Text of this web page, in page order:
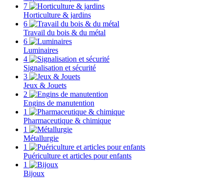
7
Horticulture & jardins
6
Travail du bois & du métal
6
Luminaires
4
Signalisation et sécurité
3
Jeux & Jouets
2
Engins de manutention
1
Pharmaceutique & chimique
1
Métallurgie
1
Puériculture et articles pour enfants
1
Bijoux